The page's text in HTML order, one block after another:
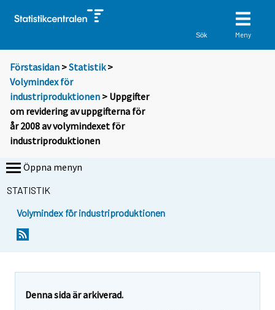
Sök Meny
Förstasidan >Statistik >
Volymindex för
industriproduktionen > Uppgifter
om revidering av uppgifterna för
år 2008 av volymindexet för
industriproduktionen
Öppna menyn
STATISTIK
Volymindex för industriproduktionen
Denna sida är arkiverad.